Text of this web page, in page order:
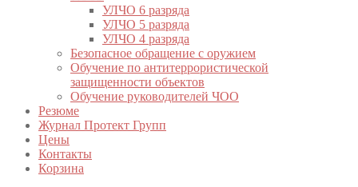
УЛЧО 6 разряда
УЛЧО 5 разряда
УЛЧО 4 разряда
Безопасное обращение с оружием
Обучение по антитеррористической
защищенности объектов
Обучение руководителей ЧОО
Резюме
Журнал Протект Групп
Цены
Контакты
Корзина